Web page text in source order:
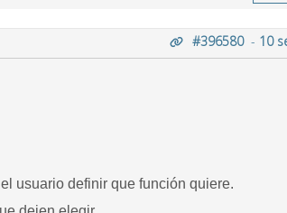
#396580- 10
usuario definir que función quiere.